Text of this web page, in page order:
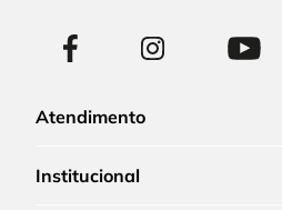
Atendimento
Institucional